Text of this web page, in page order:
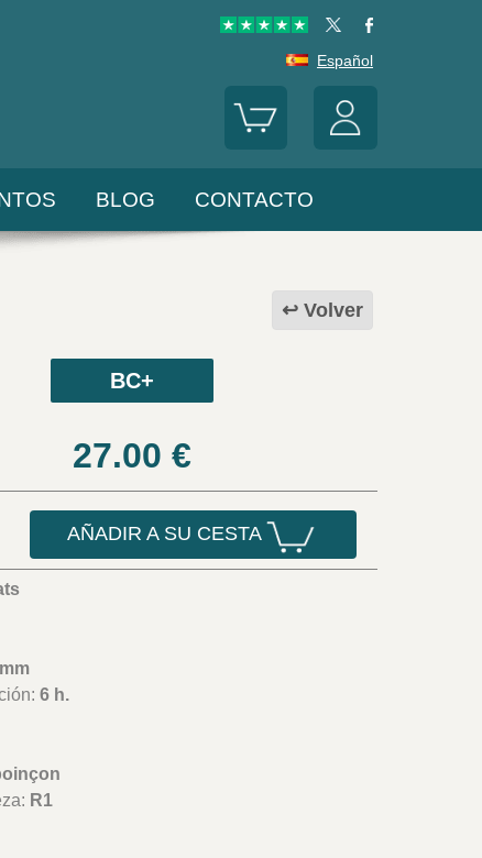
Español
BLOG CONTACTO
Volver
BC+
27.00 €
AÑADIR A SU CESTA
6 h.
R1